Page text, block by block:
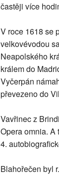
častěji více
V roce 1618 se
velkovévodou
Neapolského
králem do
Vyčerpán
převezeno do
Vavřinec z
Opera omnia. A
4.
Blahořečen byl